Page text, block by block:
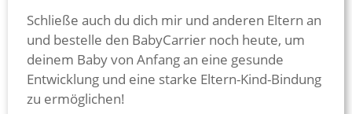
Schließe auch du dich mir und anderen Eltern an
und bestelle den BabyCarrier noch heute, um
deinem Baby von Anfang an eine gesunde
Entwicklung und eine starke Eltern-Kind-Bindung
zu ermöglichen!